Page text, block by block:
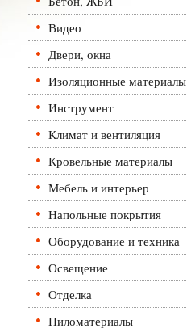
Видео
Двери, окна
Изоляционные материалы
Инструмент
Климат и вентиляция
Кровельные материалы
Мебель и интерьер
Напольные покрытия
Оборудование и техника
Освещение
Отделка
Пиломатериалы